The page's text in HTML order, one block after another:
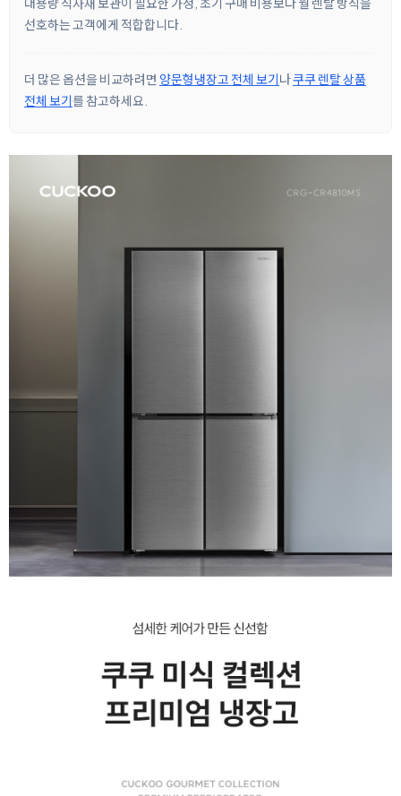
선호하는 고객에게 적합합니다.
더 많은 옵션을 비교하려면 양문형냉장고 전체 보기나쿠쿠 렌탈 상품
전체 보기를 참고하세요.